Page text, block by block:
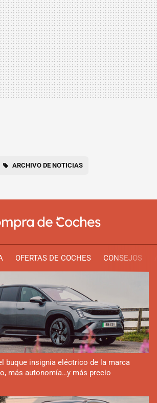
ARCHIVO DE NOTICIAS
OFERTAS DE COCHES CONSEJOS
buque insignia eléctrico de la marca
más autonomía…y más precio